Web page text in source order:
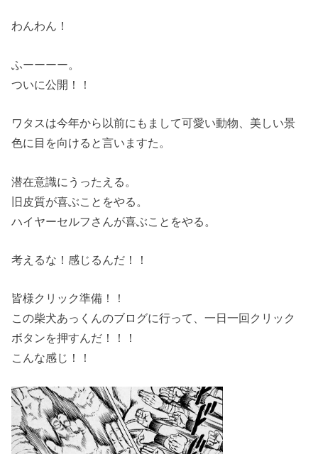
わんわん！
ふーーーー。
ついに公開！！
ワタスは今年から以前にもまして可愛い動物、美しい景
色に目を向けると言いますた。
潜在意識にうったえる。
旧皮質が喜ぶことをやる。
ハイヤーセルフさんが喜ぶことをやる。
考えるな！感じるんだ！！
皆様クリック準備！！
この柴犬あっくんのブログに行って、一日一回クリック
ボタンを押すんだ！！！
こんな感じ！！